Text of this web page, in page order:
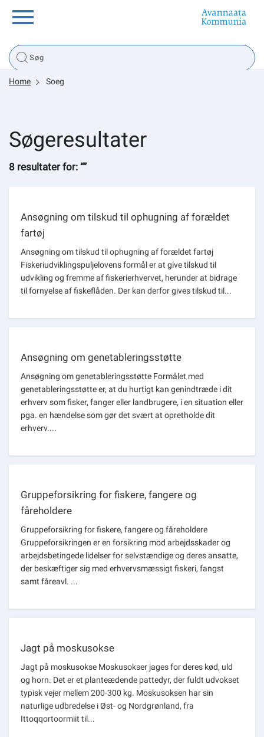
Borger
Politik
Tsunami
sullissivik.gl
Planportal
Om kommunen
Home Soeg
Søgeresultater
8 resultater for: “”
Ansøgning om tilskud til ophugning af forældet
fartøj
Ansøgning om tilskud til ophugning af forældet fartøj
Fiskeriudviklingspuljelovens formål er at give tilskud til
udvikling og fremme af fiskerierhvervet, herunder at bidrage
til fornyelse af fiskeflåden. Der kan derfor gives tilskud til...
Ansøgning om genetableringsstøtte
Ansøgning om genetableringsstøtte Formålet med
genetableringsstøtte er, at du hurtigt kan genindtræde i dit
erhverv som fisker, fanger eller landbrugere, i en situation eller
pga. en hændelse som gør det svært at opretholde dit
erhverv....
Gruppeforsikring for fiskere, fangere og
fåreholdere
Gruppeforsikring for fiskere, fangere og fåreholdere
Gruppeforsikringen er en forsikring mod arbejdsskader og
arbejdsbetingede lidelser for selvstændige og deres ansatte,
der beskæftiger sig med erhvervsmæssigt fiskeri, fangst
samt fåreavl. ...
Jagt på moskusokse
Jagt på moskusokse Moskusokser jages for deres kød, uld
og horn. Det er et planteædende pattedyr, der fuldt udvokset
typisk vejer mellem 200-300 kg. Moskusoksen har sin
naturlige udbredelse i Øst- og Nordgrønland, fra
Ittoqqortoormiit til...